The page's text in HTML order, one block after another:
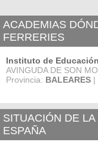
ACADEMIAS
FERRERIES
Instituto de
AVINGUDA DE SON
Provincia: BALEARES |
SITUACIÓN DE
ESPAÑA